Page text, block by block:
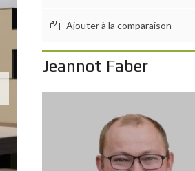
Ajouter à la comparaison
Jeannot Faber